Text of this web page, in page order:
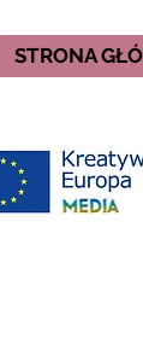
STRONA